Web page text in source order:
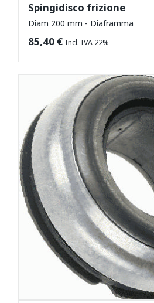
Spingidisco frizione
Diam 200 mm - Diaframma
85,40 € Incl. IVA 22%